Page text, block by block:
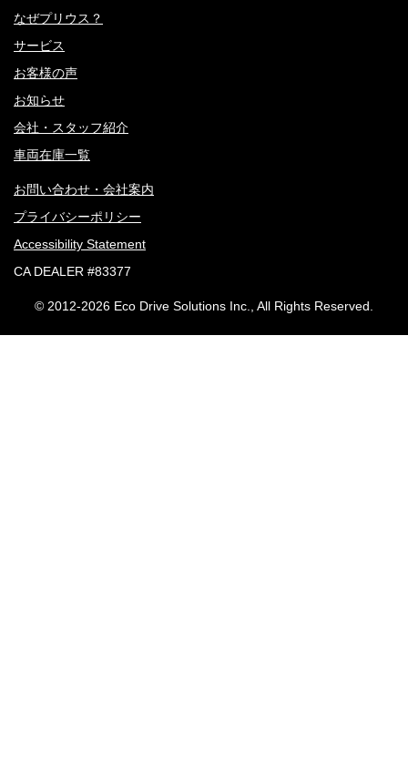
なぜプリウス？
サービス
お客様の声
お知らせ
会社・スタッフ紹介
車両在庫一覧
お問い合わせ・会社案内
プライバシーポリシー
Accessibility Statement
CA DEALER #83377
© 2012-2026 Eco Drive Solutions Inc., All Rights Reserved.